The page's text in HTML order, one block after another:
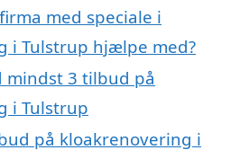
med speciale i
i Tulstrup hjælpe med?
3 tilbud på
i Tulstrup
på kloakrenovering i